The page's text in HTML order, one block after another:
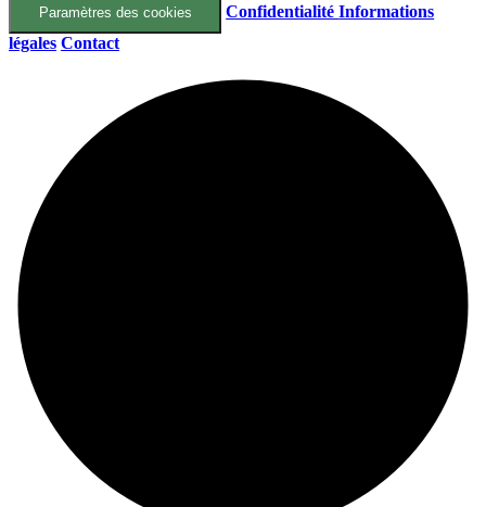
Paramètres des cookies ConfidentialitéInformations
légales Contact